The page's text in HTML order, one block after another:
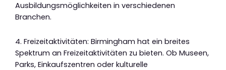
Ausbildungsmöglichkeiten in verschiedenen
Branchen.
4. Freizeitaktivitäten: Birmingham hat ein breites
Spektrum an Freizeitaktivitäten zu bieten. Ob Museen,
Parks, Einkaufszentren oder kulturelle